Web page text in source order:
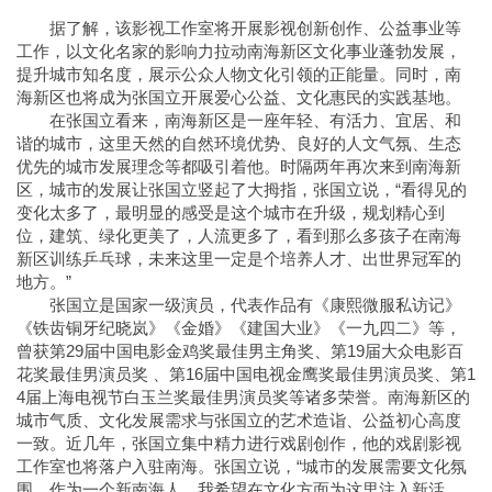
据了解，该影视工作室将开展影视创新创作、公益事业等
工作，以文化名家的影响力拉动南海新区文化事业蓬勃发展，
提升城市知名度，展示公众人物文化引领的正能量。同时，南
海新区也将成为张国立开展爱心公益、文化惠民的实践基地。
在张国立看来，南海新区是一座年轻、有活力、宜居、和
谐的城市，这里天然的自然环境优势、良好的人文气氛、生态
优先的城市发展理念等都吸引着他。时隔两年再次来到南海新
区，城市的发展让张国立竖起了大拇指，张国立说，“看得见的
变化太多了，最明显的感受是这个城市在升级，规划精心到
位，建筑、绿化更美了，人流更多了，看到那么多孩子在南海
新区训练乒乓球，未来这里一定是个培养人才、出世界冠军的
地方。”
张国立是国家一级演员，代表作品有《康熙微服私访记》
《铁齿铜牙纪晓岚》《金婚》《建国大业》《一九四二》等，
曾获第29届中国电影金鸡奖最佳男主角奖、第19届大众电影百
花奖最佳男演员奖 、第16届中国电视金鹰奖最佳男演员奖、第1
4届上海电视节白玉兰奖最佳男演员奖等诸多荣誉。南海新区的
城市气质、文化发展需求与张国立的艺术造诣、公益初心高度
一致。近几年，张国立集中精力进行戏剧创作，他的戏剧影视
工作室也将落户入驻南海。张国立说，“城市的发展需要文化氛